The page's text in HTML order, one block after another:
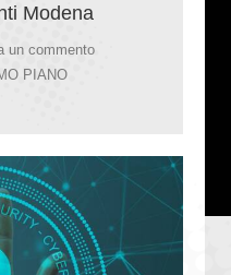
Modena
un commento
PIANO